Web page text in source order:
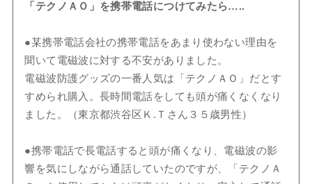
「テクノＡＯ」を携帯電話につけてみたら…..
●某携帯電話会社の携帯電話をあまり使わない理由を
聞いて電磁波に対する不安がありました。
電磁波防護グッズの一番人気は「テクノＡＯ」だとす
すめられ購入。長時間電話をしても頭が痛くなくなり
ました。（東京都渋谷区Ｋ.Ｔさん３５歳男性）
●携帯電話で長電話すると頭が痛くなり、電磁波の影
響を気にしながら通話していたのですが、「テクノＡ